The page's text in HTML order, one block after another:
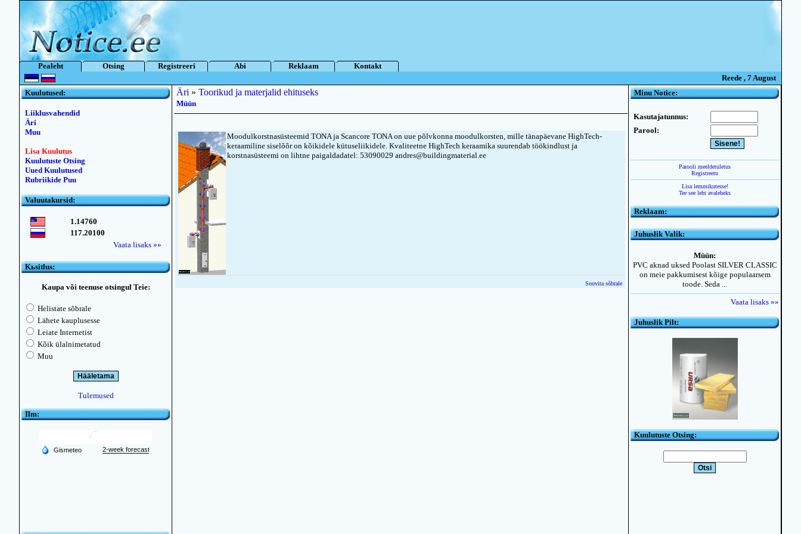
Pealeht Otsing Registreeri Abi Reklaam
Kontakt
Reede , 7 August
Kuulutused:
Liiklusvahendid
Äri
Muu
Lisa Kuulutus
Kuulutuste Otsing
Uued Kuulutused
Rubriikide Puu
Valuutakursid:
1.14760
117.20100
Vaata lisaks »»
Kьsitlus:
Kaupa või teenuse otsingul Teie:
Helistate sõbrale
Lähete kauplusesse
Leiate Internetist
Kõik ülalnimetatud
Muu
Tulemused
Ilm:
Äri » Toorikud ja materjalid ehituseks
Müün
Moodulkorstnasüsteemid TONA ja Scancore TONA on uue põlvkonna moodulkorsten, mille tänapäevane HighTech-
keraamiline siselõõr on kõikidele kütuseliikidele. Kvaliteetne HighTech keraamika suurendab töökindlust ja
korstnasüsteemi on lihtne paigaldadatel: 53090029 andres@buildingmaterial.ee
Soovita sõbrale
Minu Notice:
Kasutajatunnus:
Parool:
Parooli meeldetuletus
Registreeru
Lisa lemmikutesse!
Tee see leht avaleheks
Reklaam:
Juhuslik Valik:
Müün:
PVC aknad uksed Poolast SILVER CLASSIC
on meie pakkumisest kõige populaarsem
toode. Seda ...
Vaata lisaks »»
Juhuslik Pilt:
Kuulutuste Otsing: